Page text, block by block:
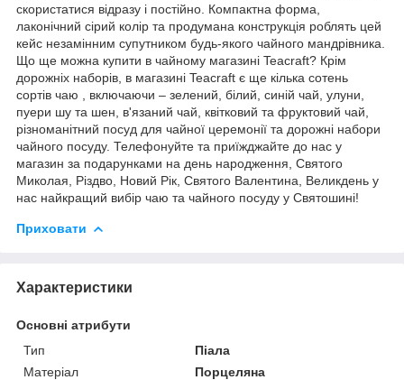
скористатися відразу і постійно. Компактна форма,
лаконічний сірий колір та продумана конструкція роблять цей
кейс незамінним супутником будь-якого чайного мандрівника.
Що ще можна купити в чайному магазині Teacraft? Крім
дорожніх наборів, в магазині Teacraft є ще кілька сотень
сортів чаю , включаючи – зелений, білий, синій чай, улуни,
пуери шу та шен, в'язаний чай, квітковий та фруктовий чай,
різноманітний посуд для чайної церемонії та дорожні набори
чайного посуду. Телефонуйте та приїжджайте до нас у
магазин за подарунками на день народження, Святого
Миколая, Різдво, Новий Рік, Святого Валентина, Великдень у
нас найкращий вибір чаю та чайного посуду у Святошині!
Приховати
Характеристики
Основні атрибути
Тип
Піала
Матеріал
Порцеляна